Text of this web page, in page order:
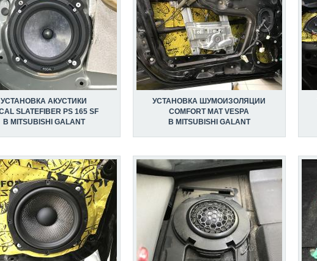
УСТАНОВКА АКУСТИКИ
SLATEFIBER PS 165 SF
В MITSUBISHI GALANT
УСТАНОВКА ШУМОИЗОЛЯЦИИ
COMFORT MAT VESPA
В MITSUBISHI GALANT